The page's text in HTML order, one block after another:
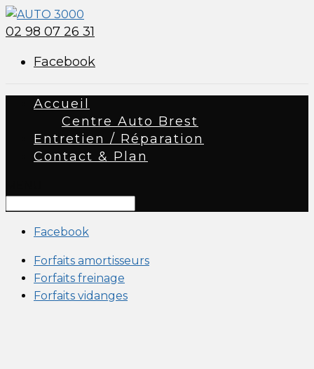
02 98 07 26 31
Facebook
Accueil
Centre Auto Brest
Entretien / Réparation
Contact & Plan
Facebook
Forfaits amortisseurs
Forfaits freinage
Forfaits vidanges